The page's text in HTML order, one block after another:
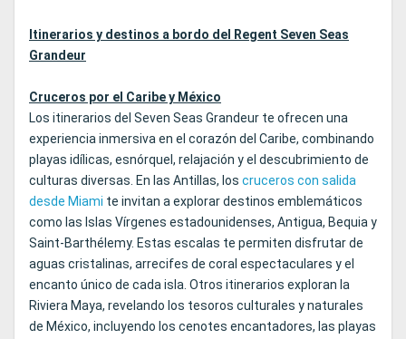
Itinerarios y destinos a bordo del Regent Seven Seas
Grandeur
Cruceros por el Caribe y México
Los itinerarios del Seven Seas Grandeur te ofrecen una
experiencia inmersiva en el corazón del Caribe, combinando
playas idílicas, esnórquel, relajación y el descubrimiento de
culturas diversas. En las Antillas, los cruceros con salida
desde Miami te invitan a explorar destinos emblemáticos
como las Islas Vírgenes estadounidenses, Antigua, Bequia y
Saint‑Barthélemy. Estas escalas te permiten disfrutar de
aguas cristalinas, arrecifes de coral espectaculares y el
encanto único de cada isla. Otros itinerarios exploran la
Riviera Maya, revelando los tesoros culturales y naturales
de México, incluyendo los cenotes encantadores, las playas